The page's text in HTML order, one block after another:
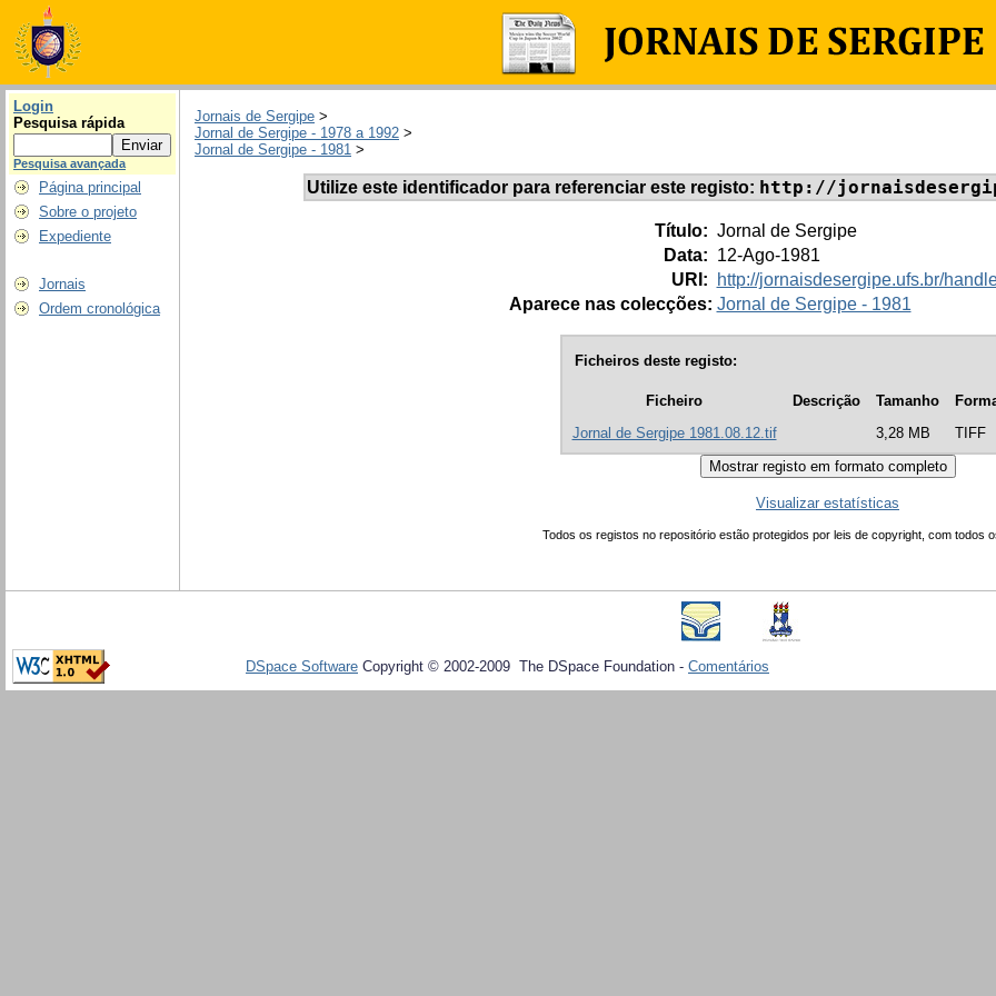
Login
Pesquisa rápida
Pesquisa avançada
Página principal
Sobre o projeto
Expediente
Jornais
Ordem cronológica
Jornais de Sergipe >
Jornal de Sergipe - 1978 a 1992 >
Jornal de Sergipe - 1981 >
Utilize este identificador para referenciar este registo: http://
Título: Jornal de Sergipe
Data: 12-Ago-1981
URI:
http://jornaisdesergipe.ufs.br/
Aparece nas colecções: Jornal de Sergipe - 1981
Ficheiros deste registo:
Ficheiro Descrição Tamanho
Jornal de Sergipe 1981.08.12.tif
3,28 MB TIFF
Visualizar estatísticas
Todos os registos no repositório estão protegidos por leis de copyright, com todos
DSpace Software Copyright © 2002-2009 The DSpace Foundation - Comentários